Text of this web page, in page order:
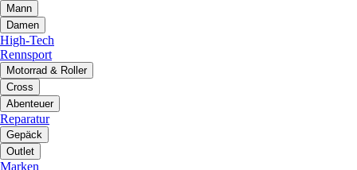
Mann
Damen
High-Tech
Rennsport
Motorrad & Roller
Cross
Abenteuer
Reparatur
Gepäck
Outlet
Marken